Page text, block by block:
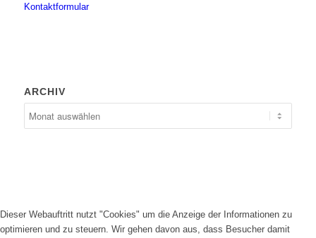
Kontaktformular
ARCHIV
Dieser Webauftritt nutzt "Cookies" um die Anzeige der Informationen zu
optimieren und zu steuern. Wir gehen davon aus, dass Besucher damit